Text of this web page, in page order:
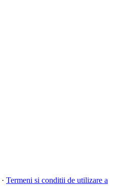
· Termeni si conditii de utilizare a